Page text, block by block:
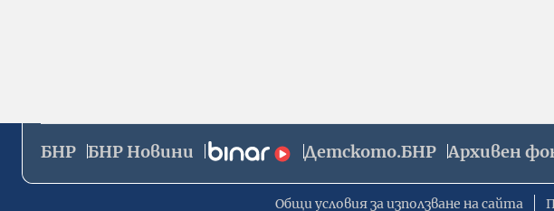
БНР БНР Новини Детското.БНР Архивен
Общи условия за използване на сайта